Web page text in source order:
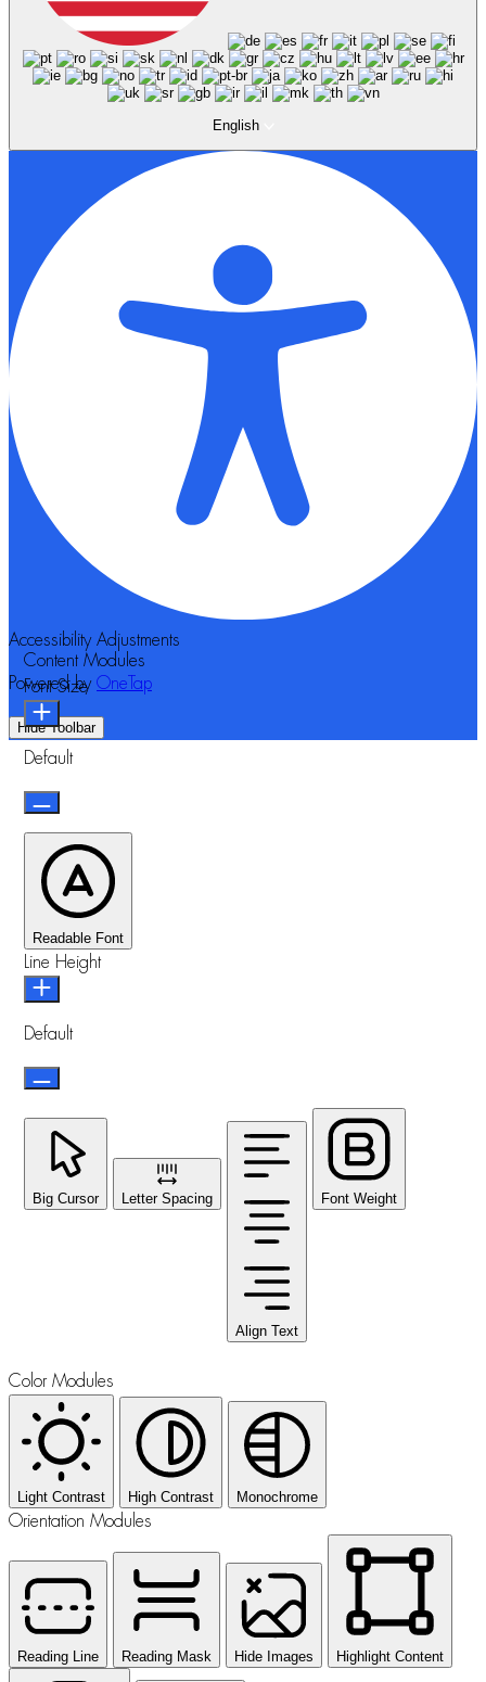
English
Accessibility Adjustments
Powered by OneTap
Hide Toolbar
Content Modules
Font Size
Default
Readable Font
Line Height
Default
Big Cursor Letter Spacing
Align Text
Font Weight
Color Modules
Light Contrast High Contrast Monochrome
Orientation Modules
Reading Line Reading Mask Hide Images Highlight Content